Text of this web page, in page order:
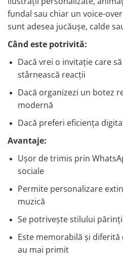
fundal sau chiar un voice-
sunt adesea jucăușe, calde
Când este potrivită:
Dacă vrei o invitație care
stârnească reacții
Dacă organizezi un botez
modernă
Dacă preferi eficiența
Avantaje:
Ușor de trimis prin
sociale
Permite personalizare
muzică
Se potrivește stilului
Este memorabilă și
au mai primit